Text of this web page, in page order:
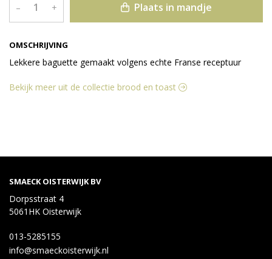
OMSCHRIJVING
Lekkere baguette gemaakt volgens echte Franse receptuur
– + Plaats in mandje
Bekijk meer uit de collectie brood en toast
SMAECK OISTERWIJK BV
Dorpsstraat 4
5061HK Oisterwijk
013-5285155
info@smaeckoisterwijk.nl